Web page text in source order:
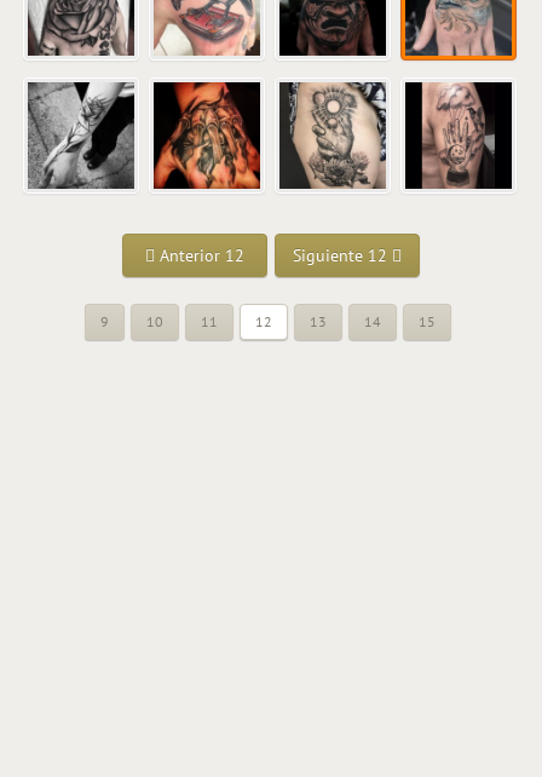
Anterior 12 Siguiente 12
9 10 11 12 13 14 15